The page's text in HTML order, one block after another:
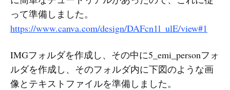
って準備しました。
https://www.canva.com/design/DAFcn1l_ulE/view#1
IMGフォルダを作成し、その中に5_emi_personフォ
ルダを作成し、そのフォルダ内に下図のような画
像とテキストファイルを準備しました。